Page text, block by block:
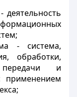
- система,
обработки,
передачи и
применением